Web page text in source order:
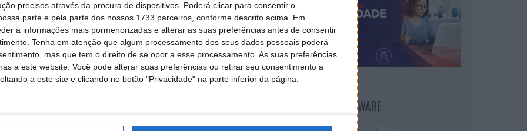
precisos através da procura de dispositivos. Poderá clicar para consentir o
parte e pela parte dos nossos 1733 parceiros, conforme descrito acima. Em
a informações mais pormenorizadas e alterar as suas preferências antes de consentir
Tenha em atenção que algum processamento dos seus dados pessoais poderá
mas que tem o direito de se opor a esse processamento. As suas preferências
a este website. Você pode alterar suas preferências ou retirar seu consentimento a
a este site e clicando no botão "Privacidade" na parte inferior da página.
NEWSLETTER PPLWARE